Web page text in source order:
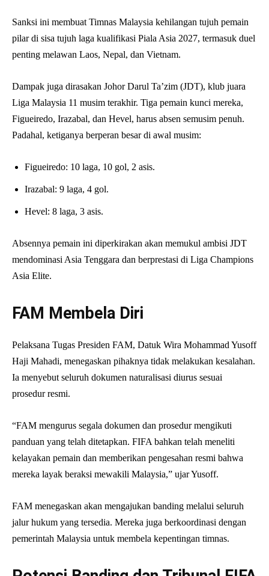
Sanksi ini membuat Timnas Malaysia kehilangan tujuh pemain
pilar di sisa tujuh laga kualifikasi Piala Asia 2027, termasuk duel
penting melawan Laos, Nepal, dan Vietnam.
Dampak juga dirasakan Johor Darul Ta’zim (JDT), klub juara
Liga Malaysia 11 musim terakhir. Tiga pemain kunci mereka,
Figueiredo, Irazabal, dan Hevel, harus absen semusim penuh.
Padahal, ketiganya berperan besar di awal musim:
Figueiredo: 10 laga, 10 gol, 2 asis.
Irazabal: 9 laga, 4 gol.
Hevel: 8 laga, 3 asis.
Absennya pemain ini diperkirakan akan memukul ambisi JDT
mendominasi Asia Tenggara dan berprestasi di Liga Champions
Asia Elite.
FAM Membela Diri
Pelaksana Tugas Presiden FAM, Datuk Wira Mohammad Yusoff
Haji Mahadi, menegaskan pihaknya tidak melakukan kesalahan.
Ia menyebut seluruh dokumen naturalisasi diurus sesuai
prosedur resmi.
“FAM mengurus segala dokumen dan prosedur mengikuti
panduan yang telah ditetapkan. FIFA bahkan telah meneliti
kelayakan pemain dan memberikan pengesahan resmi bahwa
mereka layak beraksi mewakili Malaysia,” ujar Yusoff.
FAM menegaskan akan mengajukan banding melalui seluruh
jalur hukum yang tersedia. Mereka juga berkoordinasi dengan
pemerintah Malaysia untuk membela kepentingan timnas.